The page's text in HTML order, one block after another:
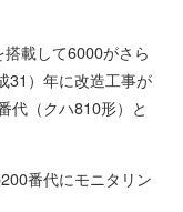
載して6000がさら
31）年に改造工事が
代（クハ810形）と
番代にモニタリン